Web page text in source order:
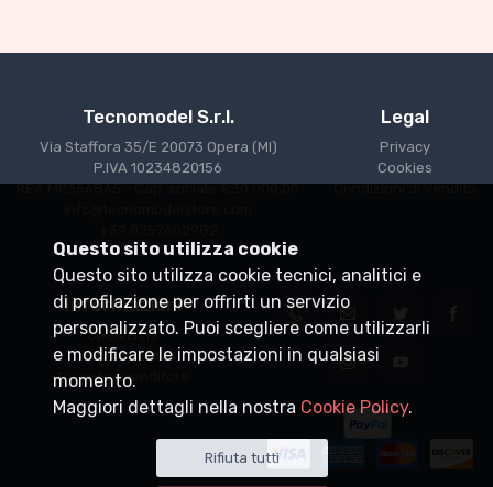
Tecnomodel S.r.l.
Via Staffora 35/E 20073 Opera (MI)
P.IVA 10234820156
REA MI1356865 - Cap. sociale €30.000,00
Legal
Privacy
Cookies
Condizioni di Vendita
Informazioni
Spedizioni
Punti vendita
Diventa rivenditore
Questo sito utilizza cookie
Questo sito utilizza cookie tecnici, analitici e
di profilazione per offrirti un servizio
personalizzato. Puoi scegliere come utilizzarli
e modificare le impostazioni in qualsiasi
momento.
Maggiori dettagli nella nostra Cookie Policy.
Rifiuta tutti